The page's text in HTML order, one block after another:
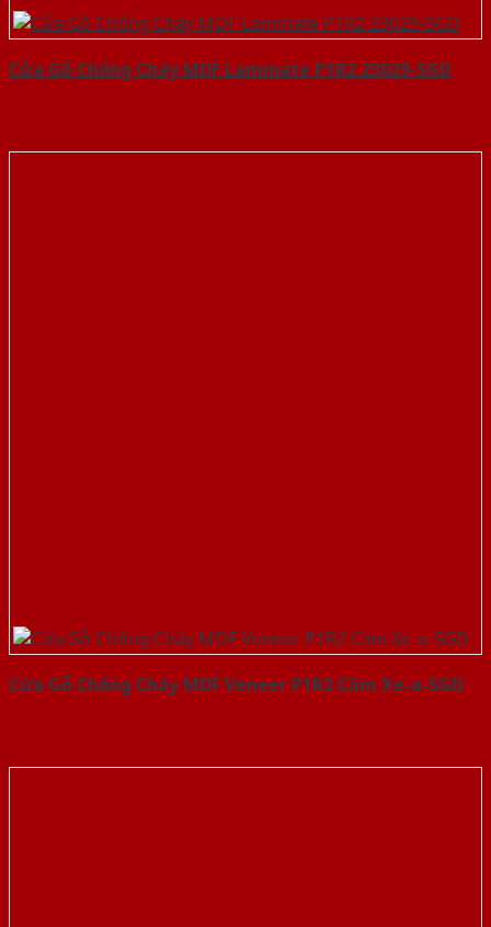
Cửa Gỗ Chống Cháy MDF Laminate P1R2 23029-SGD
Cửa Gỗ Chống Cháy MDF Veneer P1R2 Căm Xe-a-SGD